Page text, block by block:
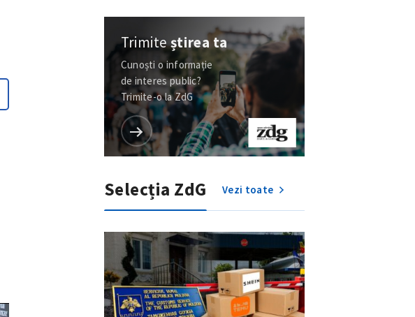
Trimiteștirea ta
Cunoști o informație
de interes public?
Trimite-o la ZdG
Selecția ZdG Vezi toate